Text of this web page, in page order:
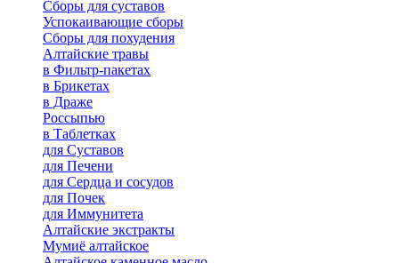
Сборы для суставов
Успокаивающие сборы
Сборы для похудения
Алтайские травы
в Фильтр-пакетах
в Брикетах
в Драже
Россыпью
в Таблетках
для Cуставов
для Печени
для Сердца и сосудов
для Почек
для Иммунитета
Алтайские экстракты
Мумиё алтайское